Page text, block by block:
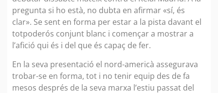
pregunta si ho està, no dubta en afirmar «sí, és
clar». Se sent en forma per estar a la pista davant el
totpoderós conjunt blanc i començar a mostrar a
l’afició qui és i del que és capaç de fer.
En la seva presentació el nord-americà assegurava
trobar-se en forma, tot i no tenir equip des de fa
mesos després de la seva marxa l’estiu passat del